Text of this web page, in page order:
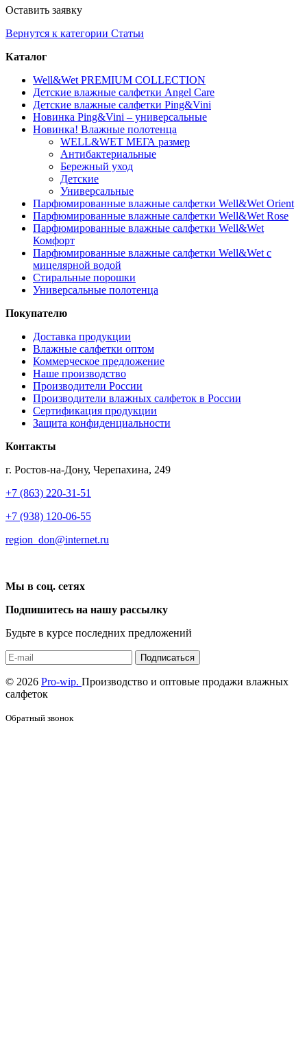
Оставить заявку
Вернутся к категории Статьи
Каталог
Well&Wet PREMIUM COLLECTION
Детские влажные салфетки Angel Care
Детские влажные салфетки Ping&Vini
Новинка Ping&Vini – универсальные
Новинка! Влажные полотенца
WELL&WET МЕГА размер
Антибактериальные
Бережный уход
Детские
Универсальные
Парфюмированные влажные салфетки Well&Wet Orient
Парфюмированные влажные салфетки Well&Wet Rose
Парфюмированные влажные салфетки Well&Wet
Комфорт
Парфюмированные влажные салфетки Well&Wet с
мицелярной водой
Стиральные порошки
Универсальные полотенца
Покупателю
Доставка продукции
Влажные салфетки оптом
Коммерческое предложение
Наше производство
Производители России
Производители влажных салфеток в России
Сертификация продукции
Защита конфиденциальности
Контакты
г. Ростов-на-Дону, Черепахина, 249
+7 (863) 220-31-51
+7 (938) 120-06-55
region_don@internet.ru
Мы в соц. сетях
Подпишитесь на нашу рассылку
Будьте в курсе последних предложений
Подписаться
© 2026 Pro-wip. Производство и оптовые продажи влажных
салфеток
Обратный звонок